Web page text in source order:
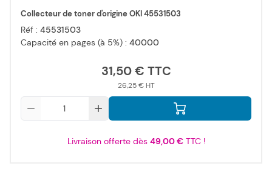
Collecteur de toner d'origine OKI 45531503
Réf : 45531503
Capacité en pages (à 5%) : 40000
31,50 €
26,25 €
Livraison offerte dès 49,00 €TTC !